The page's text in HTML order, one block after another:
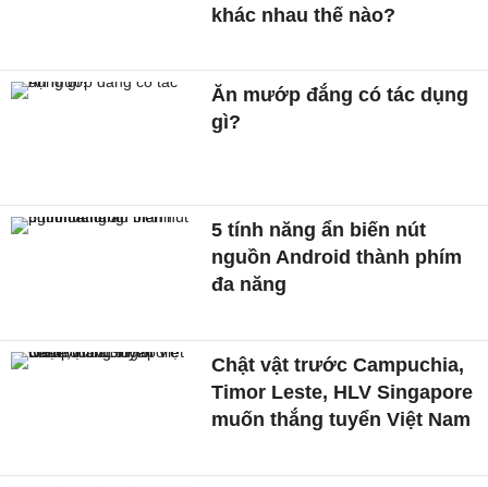
khác nhau thế nào?
Ăn mướp đắng có tác dụng
gì?
5 tính năng ẩn biến nút
nguồn Android thành phím
đa năng
Chật vật trước Campuchia,
Timor Leste, HLV Singapore
muốn thắng tuyển Việt Nam